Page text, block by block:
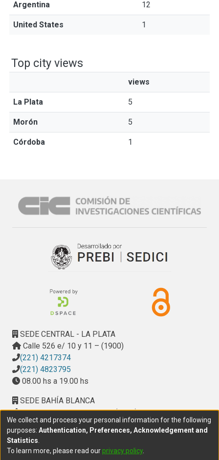
Argentina 12
United States 1
Top city views
views
La Plata 5
Morón 5
Córdoba 1
SEDE CENTRAL - LA PLATA
Calle 526 e/ 10 y 11 – (1900)
(221) 4217374
(221) 4823795
08.00 hs a 19.00 hs
SEDE BAHÍA BLANCA
Calle Ciudad de Cali 320 – (8000). Universidad
Provincial del Sudoeste (UPSO)
(291) 459 2550, interno 147
10.00 h a 14.00 h
We collect and process your personal information for the following
purposes: Authentication, Preferences, Acknowledgement and
Statistics
To learn more, please read ourprivacy policy.